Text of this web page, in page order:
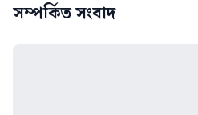
সম্পর্কিত সংবাদ